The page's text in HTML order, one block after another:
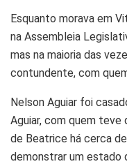
Esquanto morava em
na Assembleia
mas na maioria das
contundente, com
Nelson Aguiar foi
Aguiar, com quem teve
de Beatrice há cerca
demonstrar um estado